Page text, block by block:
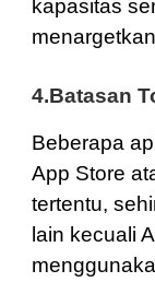
kapasitas
4.Batasan
Beberapa
App Store
tertentu,
lain kecuali